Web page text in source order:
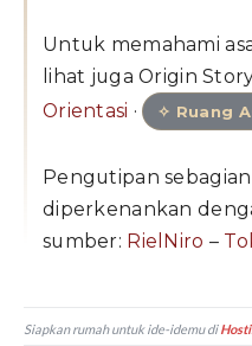
Untuk memahami
lihat juga Origin
Orientasi · ✧ Ruang
Pengutipan
diperkenankan
sumber: RielNiro –
Siapkan rumah untuk ide-idemu di